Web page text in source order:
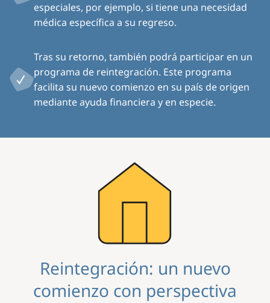
especiales, por ejemplo, si tiene una necesidad
médica específica a su regreso.
Tras su retorno, también podrá participar en un
programa de reintegración. Este programa
facilita su nuevo comienzo en su país de origen
mediante ayuda financiera y en especie.
Reintegración: un nuevo
comienzo con perspectiva